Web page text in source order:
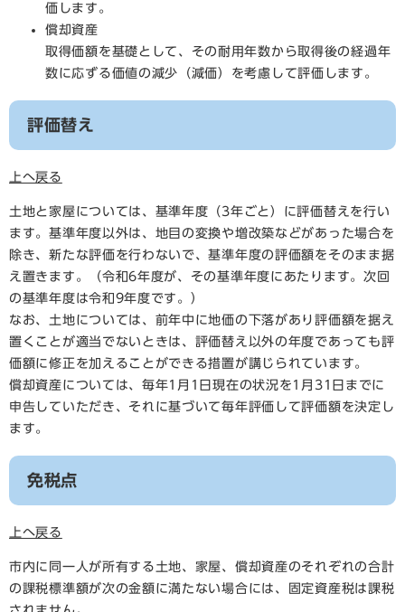
価します。
償却資産
取得価額を基礎として、その耐用年数から取得後の経過年
数に応ずる価値の減少（減価）を考慮して評価します。
評価替え
上へ戻る
土地と家屋については、基準年度（3年ごと）に評価替えを行い
ます。基準年度以外は、地目の変換や増改築などがあった場合を
除き、新たな評価を行わないで、基準年度の評価額をそのまま据
え置きます。（令和6年度が、その基準年度にあたります。次回
の基準年度は令和9年度です。）
なお、土地については、前年中に地価の下落があり評価額を据え
置くことが適当でないときは、評価替え以外の年度であっても評
価額に修正を加えることができる措置が講じられています。
償却資産については、毎年1月1日現在の状況を1月31日までに
申告していただき、それに基づいて毎年評価して評価額を決定し
ます。
免税点
上へ戻る
市内に同一人が所有する土地、家屋、償却資産のそれぞれの合計
の課税標準額が次の金額に満たない場合には、固定資産税は課税